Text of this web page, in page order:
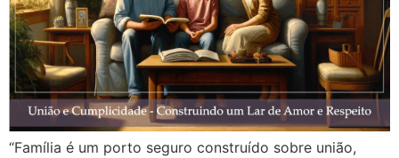
“Família é um porto seguro construído sobre união,